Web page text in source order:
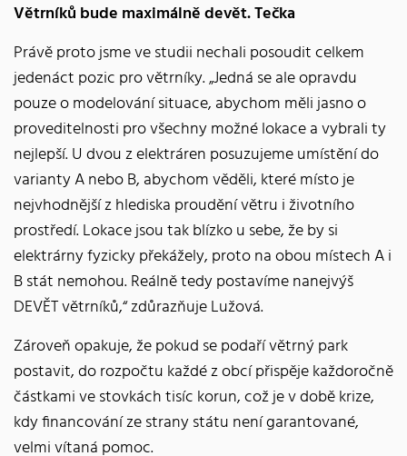
Větrníků bude maximálně devět. Tečka
Právě proto jsme ve studii nechali posoudit celkem
jedenáct pozic pro větrníky. „Jedná se ale opravdu
pouze o modelování situace, abychom měli jasno o
proveditelnosti pro všechny možné lokace a vybrali ty
nejlepší. U dvou z elektráren posuzujeme umístění do
varianty A nebo B, abychom věděli, které místo je
nejvhodnější z hlediska proudění větru i životního
prostředí. Lokace jsou tak blízko u sebe, že by si
elektrárny fyzicky překážely, proto na obou místech A i
B stát nemohou. Reálně tedy postavíme nanejvýš
DEVĚT větrníků,“ zdůrazňuje Lužová.
Zároveň opakuje, že pokud se podaří větrný park
postavit, do rozpočtu každé z obcí přispěje každoročně
částkami ve stovkách tisíc korun, což je v době krize,
kdy financování ze strany státu není garantované,
velmi vítaná pomoc.